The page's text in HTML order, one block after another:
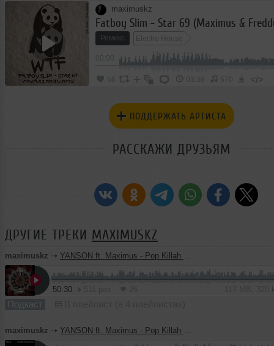
maximuskz
Fatboy Slim - Star 69 (Maximus &
Ремикс Electro House
56 03:36 570 </>
ПОДДЕРЖАТЬ АРТИСТА
РАССКАЖИ ДРУЗЬЯМ
ДРУГИЕ ТРЕКИ MAXIMUSKZ
maximuskz ➝ YANSON ft. Maximus - Pop Killah Vol. 10
50:30
Подкаст
maximuskz ➝ YANSON ft. Maximus - Pop Killah Vol. 9